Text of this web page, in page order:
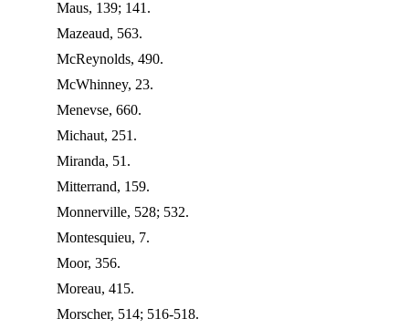
Maus, 139; 141.
Mazeaud, 563.
McReynolds, 490.
McWhinney, 23.
Menevse, 660.
Michaut, 251.
Miranda, 51.
Mitterrand, 159.
Monnerville, 528; 532.
Montesquieu, 7.
Moor, 356.
Moreau, 415.
Morscher, 514; 516-518.